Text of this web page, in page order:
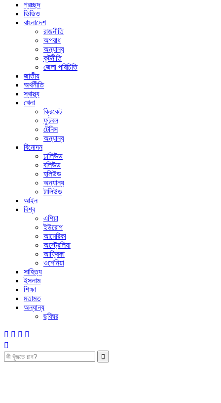
প্রচ্ছদ
ভিডিও
বাংলাদেশ
রাজনীতি
অপরাধ
অন্যান্য
কূটনীতি
জেলা পরিচিতি
জাতীয়
অর্থনীতি
স্বাস্থ্য
খেলা
ক্রিকেট
ফুটবল
টেনিস
অন্যান্য
বিনোদন
ঢালিউড
বলিউড
হলিউড
অন্যান্য
টালিউড
আইন
বিশ্ব
এশিয়া
ইউরোপ
আমেরিকা
অস্ট্রেলিয়া
আফ্রিকা
ওশেনিয়া
সাহিত্য
ইসলাম
শিক্ষা
মতামত
অন্যান্য
ছবিঘর